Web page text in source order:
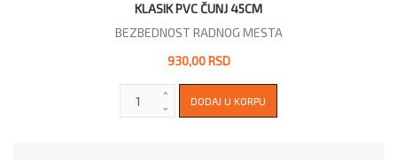
KLASIK PVC ČUNJ 45CM
BEZBEDNOST RADNOG MESTA
930,00 RSD